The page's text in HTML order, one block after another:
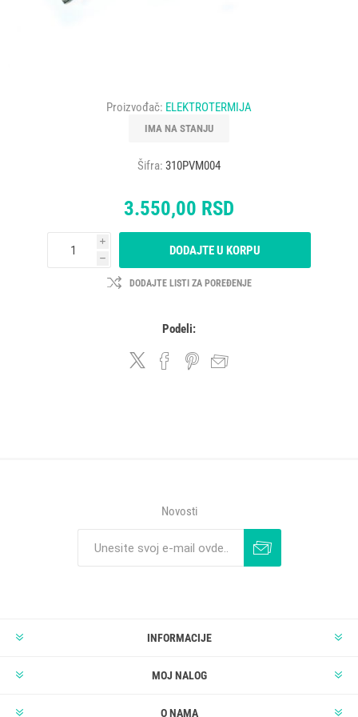
Proizvođač: ELEKTROTERMIJA
IMA NA STANJU
Šifra: 310PVM004
3.550,00 RSD
i
h
DODAJTE U KORPU
DODAJTE LISTI ZA POREĐENJE
Podeli:
Novosti
INFORMACIJE
MOJ NALOG
O NAMA